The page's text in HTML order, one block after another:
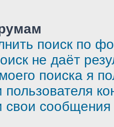
поиск по
не даёт
поиска я
пользователя
свои